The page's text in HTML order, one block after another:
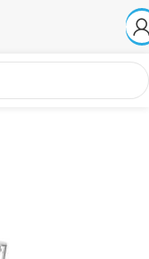
Inhalátorok